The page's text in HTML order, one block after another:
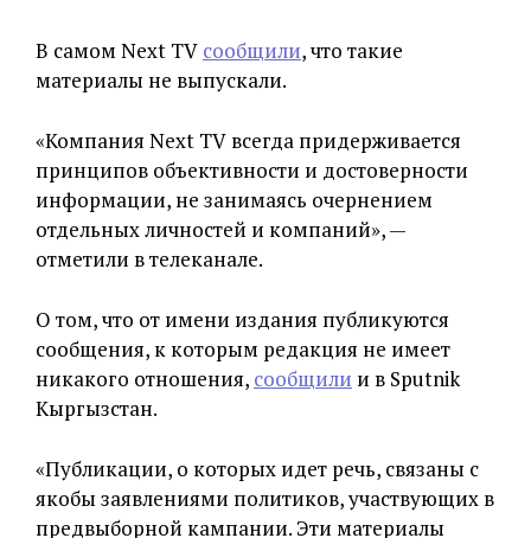
В самом Next TV сообщили, что такие
материалы не выпускали.
«Компания Next TV всегда придерживается
принципов объективности и достоверности
информации, не занимаясь очернением
отдельных личностей и компаний», —
отметили в телеканале.
О том, что от имени издания публикуются
сообщения, к которым редакция не имеет
никакого отношения, сообщили и в Sputnik
Кыргызстан.
«Публикации, о которых идет речь, связаны с
якобы заявлениями политиков, участвующих в
предвыборной кампании. Эти материалы